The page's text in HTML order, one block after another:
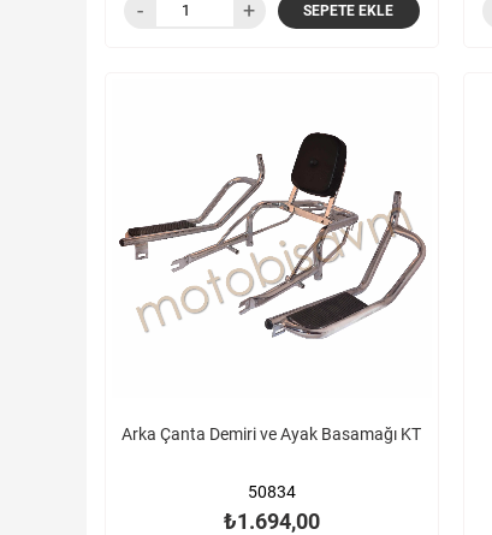
SEPETE EKLE
Arka Çanta Demiri ve Ayak Basamağı KT
50834
₺1.694,00